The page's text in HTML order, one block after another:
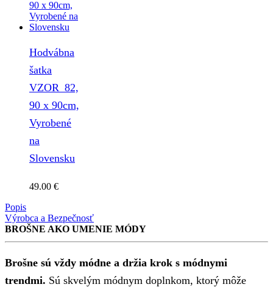
Hodvábna
šatka
VZOR_82,
90 x 90cm,
Vyrobené
na
Slovensku
49.00 €
Popis
Výrobca a Bezpečnosť
BROŠNE AKO UMENIE MÓDY
Brošne sú vždy módne a držia krok s módnymi
trendmi. Sú skvelým módnym doplnkom, ktorý môže